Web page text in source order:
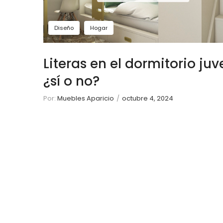
Diseño Hogar
Literas en el dormitorio
¿sí o no?
Por: Muebles Aparicio / octubre 4, 2024